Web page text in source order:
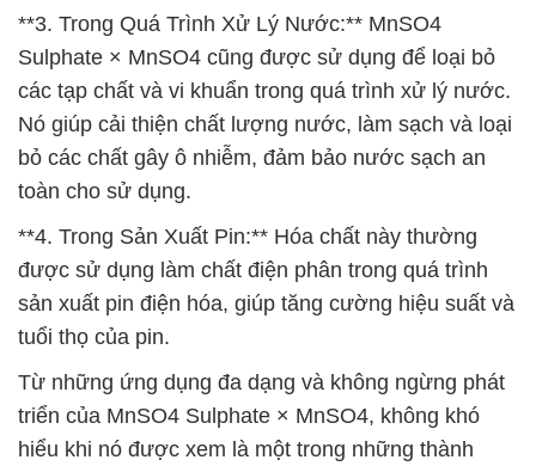
**3. Trong Quá Trình Xử Lý Nước:** MnSO4
Sulphate × MnSO4 cũng được sử dụng để loại bỏ
các tạp chất và vi khuẩn trong quá trình xử lý nước.
Nó giúp cải thiện chất lượng nước, làm sạch và loại
bỏ các chất gây ô nhiễm, đảm bảo nước sạch an
toàn cho sử dụng.
**4. Trong Sản Xuất Pin:** Hóa chất này thường
được sử dụng làm chất điện phân trong quá trình
sản xuất pin điện hóa, giúp tăng cường hiệu suất và
tuổi thọ của pin.
Từ những ứng dụng đa dạng và không ngừng phát
triển của MnSO4 Sulphate × MnSO4, không khó
hiểu khi nó được xem là một trong những thành